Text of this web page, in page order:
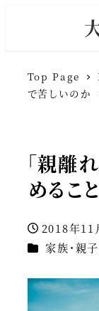
Top Page
で苦しいのか
「親離
めること
投稿日
2018年11
カテゴリー
家族・親